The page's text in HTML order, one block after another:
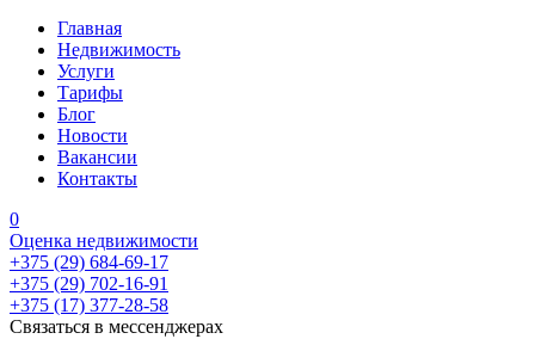
Главная
Недвижимость
Услуги
Тарифы
Блог
Новости
Вакансии
Контакты
0
Оценка недвижимости
+375 (29) 684-69-17
+375 (29) 702-16-91
+375 (17) 377-28-58
Связаться в мессенджерах